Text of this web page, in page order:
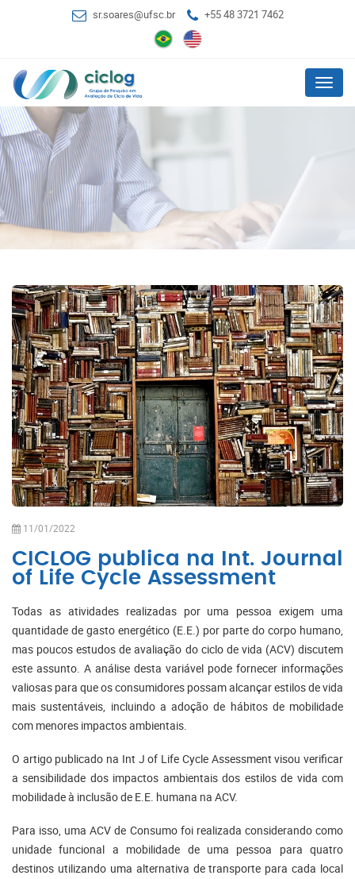
sr.soares@ufsc.br +55 48 3721 7462
Menu
11/01/2022
CICLOG publica na Int. Journal
of Life Cycle Assessment
Todas as atividades realizadas por uma pessoa exigem uma
quantidade de gasto energético (E.E.) por parte do corpo humano,
mas poucos estudos de avaliação do ciclo de vida (ACV) discutem
este assunto. A análise desta variável pode fornecer informações
valiosas para que os consumidores possam alcançar estilos de vida
mais sustentáveis, incluindo a adoção de hábitos de mobilidade
com menores impactos ambientais.
O artigo publicado na Int J of Life Cycle Assessment visou verificar
a sensibilidade dos impactos ambientais dos estilos de vida com
mobilidade à inclusão de E.E. humana na ACV.
Para isso, uma ACV de Consumo foi realizada considerando como
unidade funcional a mobilidade de uma pessoa para quatro
destinos utilizando uma alternativa de transporte para cada local